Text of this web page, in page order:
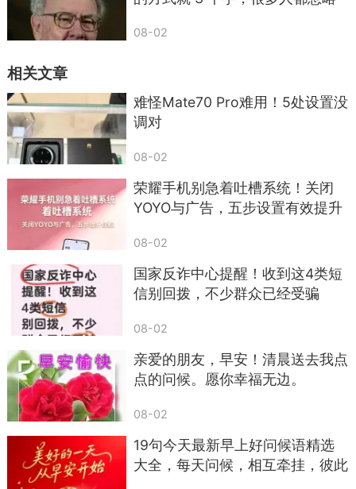
6，天亮了，晨曦的第一缕曙光照亮了你的小
窗，晨风的第一丝舒爽轻拂了你的脸庞，我的祝福
也如约来到你身旁，只为带来美好祝愿。早上好！
08-02
相关文章
难怪Mate70 Pro难用！5处设置没
调对
08-02
荣耀手机别急着吐槽系统！关闭
YOYO与广告，五步设置有效提升
08-02
国家反诈中心提醒！收到这4类短
信别回拨，不少群众已经受骗
08-02
亲爱的朋友，早安！清晨送去我点
点的问候。愿你幸福无边。
08-02
19句今天最新早上好问候语精选
大全，每天问候，相互牵挂，彼此